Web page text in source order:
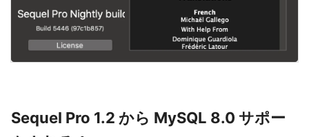
Sequel Pro 1.2 から MySQL 8.0 サポー